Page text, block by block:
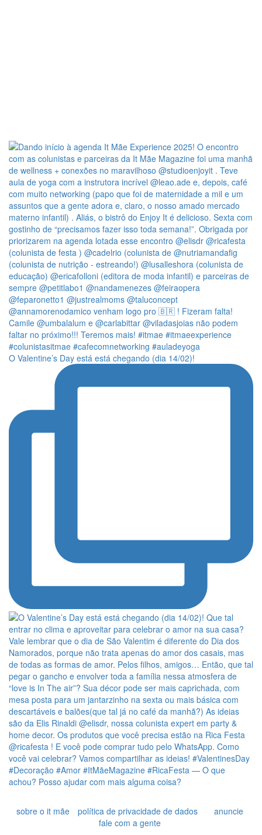
O Valentine’s Day está está chegando (dia 14/02)!
sobre o it mãe política de privacidade de dados
anuncie
fale com a gente